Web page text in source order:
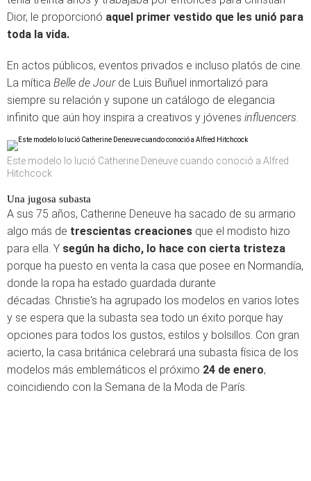
Dior, le proporcionó aquel primer vestido que les unió para
toda la vida.
En actos públicos, eventos privados e incluso platós de cine.
La mítica Belle de Jour de Luis Buñuel inmortalizó para
siempre su relación y supone un catálogo de elegancia
infinito que aún hoy inspira a creativos y jóvenes influencers.
Este modelo lo lució Catherine Deneuve cuando conoció a Alfred
Hitchcock
Una jugosa subasta
A sus 75 años, Catherine Deneuve ha sacado de su armario
algo más de trescientas creaciones que el modisto hizo
para ella. Y según ha dicho, lo hace con cierta tristeza
porque ha puesto en venta la casa que posee en Normandía,
donde la ropa ha estado guardada durante
décadas. Christie's ha agrupado los modelos en varios lotes
y se espera que la subasta sea todo un éxito porque hay
opciones para todos los gustos, estilos y bolsillos. Con gran
acierto, la casa británica celebrará una subasta física de los
modelos más emblemáticos el próximo 24 de enero,
coincidiendo con la Semana de la Moda de París.